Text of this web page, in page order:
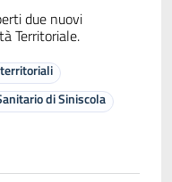
due nuovi
Territoriale.
di Siniscola